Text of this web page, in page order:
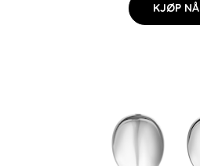
KJØP NÅ